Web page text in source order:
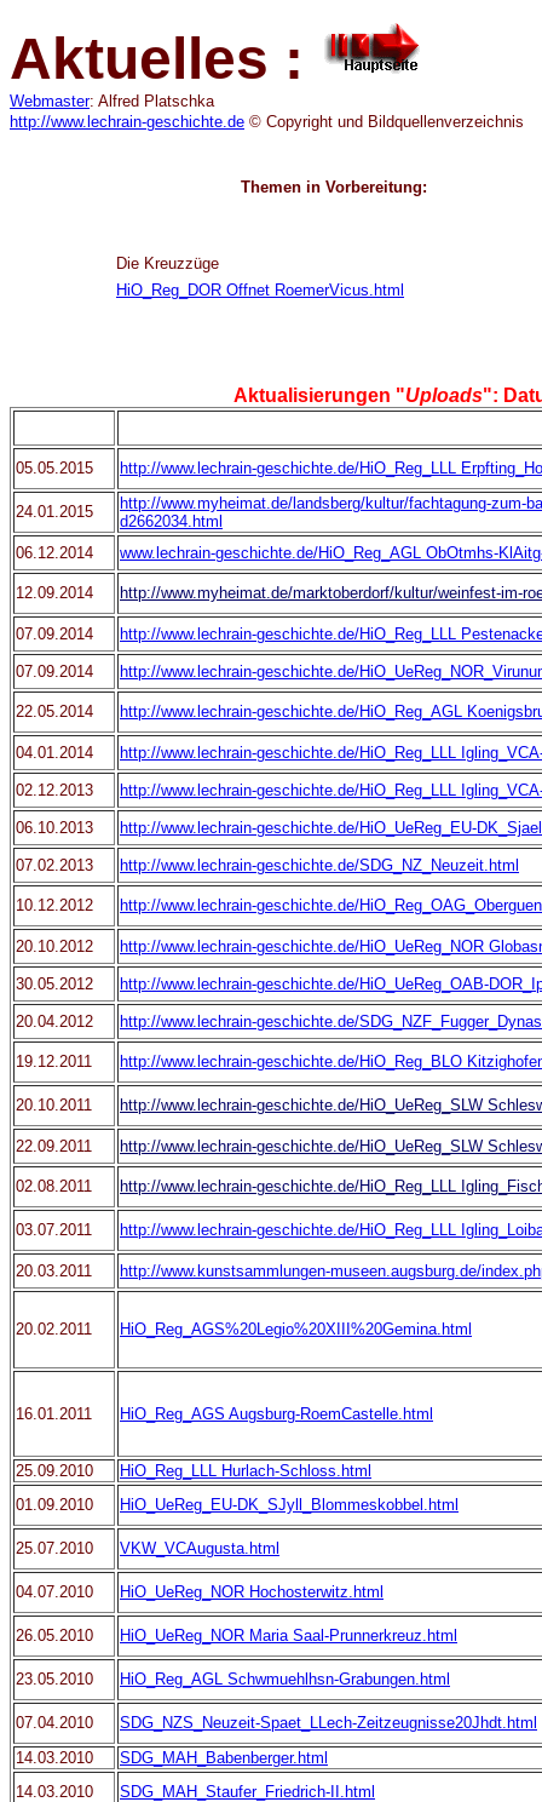
Aktuelles :
Webmaster: Alfred Platschka
http://www.lechrain-geschichte.de © Copyright und Bildquellenverzeichnis
Themen in Vorbereitung:
Die Kreuzzüge
HiO_Reg_DOR Offnet RoemerVicus.html
05.05.2015 http://www.lechrain-geschichte.de/HiO_Reg_LLL
24.01.2015
http://www.myheimat.de/landsberg/kultur/fachtagung-zum-
d2662034.html
06.12.2014
www.lechrain-geschichte.de/HiO_Reg_AGL ObOtmhs-
12.09.2014 http://www.myheimat.de/marktoberdorf/kultur/weinfest-im-
07.09.2014 http://www.lechrain-geschichte.de/HiO_Reg_LLL
07.09.2014 http://www.lechrain-geschichte.de/
22.05.2014 http://www.lechrain-geschichte.de/HiO_Reg_AGL
04.01.2014 http://www.lechrain-geschichte.de/HiO_Reg_LLL
02.12.2013 http://www.lechrain-geschichte.de/HiO_Reg_LLL
06.10.2013 http://www.lechrain-geschichte.de/HiO_UeReg_EU-
07.02.2013 http://www.lechrain-geschichte.de/SDG_NZ_Neuzeit.html
10.12.2012 http://www.lechrain-geschichte.de/
20.10.2012 http://www.lechrain-geschichte.de/HiO_UeReg_NOR
30.05.2012 http://www.lechrain-geschichte.de/HiO_UeReg_OAB-
20.04.2012 http://www.lechrain-geschichte.de/
19.12.2011 http://www.lechrain-geschichte.de/HiO_Reg_BLO
20.10.2011 http://www.lechrain-geschichte.de/HiO_UeReg_SLW
22.09.2011 http://www.lechrain-geschichte.de/HiO_UeReg_SLW
02.08.2011 http://www.lechrain-geschichte.de/HiO_Reg_LLL
03.07.2011 http://www.lechrain-geschichte.de/HiO_Reg_LLL
20.03.2011 http://www.kunstsammlungen-museen.augsburg.de/
20.02.2011 HiO_Reg_AGS%20Legio%20XIII%20Gemina.html
16.01.2011 HiO_Reg_AGS Augsburg-RoemCastelle.html
25.09.2010
HiO_Reg_LLL Hurlach-Schloss.html
01.09.2010
HiO_UeReg_EU-DK_SJyll_Blommeskobbel.html
25.07.2010 VKW_VCAugusta.html
04.07.2010 HiO_UeReg_NOR Hochosterwitz.html
26.05.2010 HiO_UeReg_NOR Maria Saal-Prunnerkreuz.html
23.05.2010 HiO_Reg_AGL Schwmuehlhsn-Grabungen.html
07.04.2010
SDG_NZS_Neuzeit-Spaet_LLech-Zeitzeugnisse20Jhdt.html
14.03.2010
SDG_MAH_Babenberger.html
14.03.2010
SDG_MAH_Staufer_Friedrich-II.html
Aktualisierungen "Uploads":